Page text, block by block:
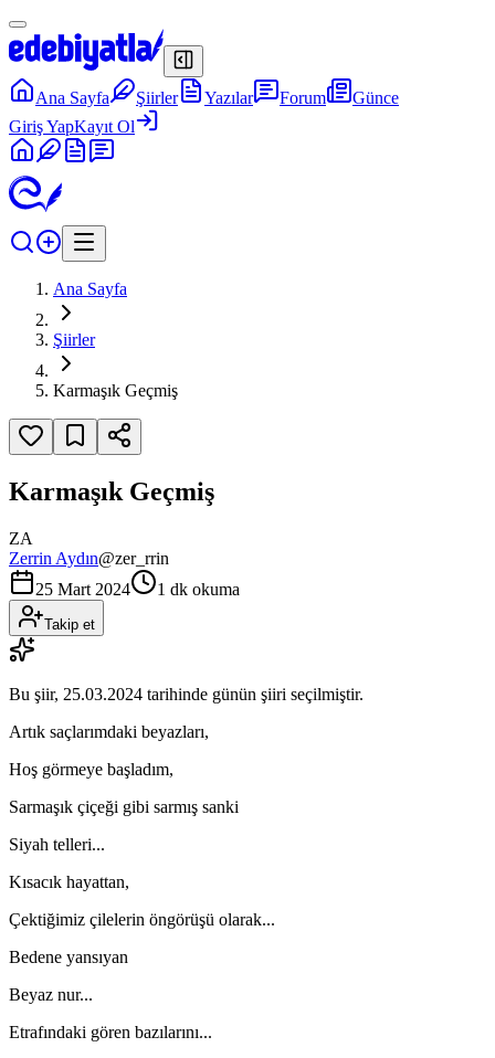
Ana Sayfa Şiirler Yazılar Forum
Günce
Giriş YapKayıt Ol
Ana Sayfa
Şiirler
Karmaşık Geçmiş
Karmaşık Geçmiş
ZA
Zerrin Aydın@zer_rrin
25 Mart 2024
1 dk okuma
Takip et
Bu şiir, 25.03.2024 tarihinde günün şiiri seçilmiştir.
Artık saçlarımdaki beyazları,
Hoş görmeye başladım,
Sarmaşık çiçeği gibi sarmış sanki
Siyah telleri...
Kısacık hayattan,
Çektiğimiz çilelerin öngörüşü olarak...
Bedene yansıyan
Beyaz nur...
Etrafındaki gören bazılarını...